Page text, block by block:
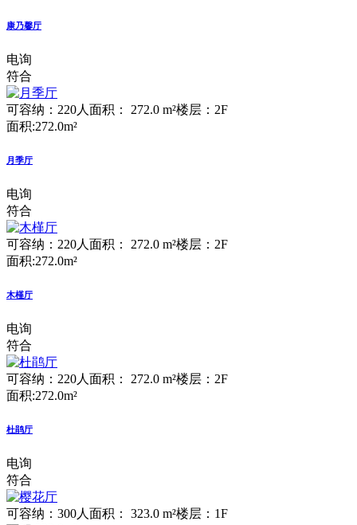
康乃馨厅
电询
符合
可容纳：220人 面积： 272.0 m²楼层：2F
面积:272.0m²
月季厅
电询
符合
可容纳：220人 面积： 272.0 m²楼层：2F
面积:272.0m²
木槿厅
电询
符合
可容纳：220人 面积： 272.0 m²楼层：2F
面积:272.0m²
杜鹃厅
电询
符合
可容纳：300人 面积： 323.0 m²楼层：1F